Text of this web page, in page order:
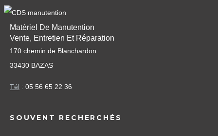
Matériel De Manutention
Vente, Entretien Et Réparation
170 chemin de Blanchardon
33430 BAZAS
Tél : 05 56 65 22 36
SOUVENT RECHERCHÉS